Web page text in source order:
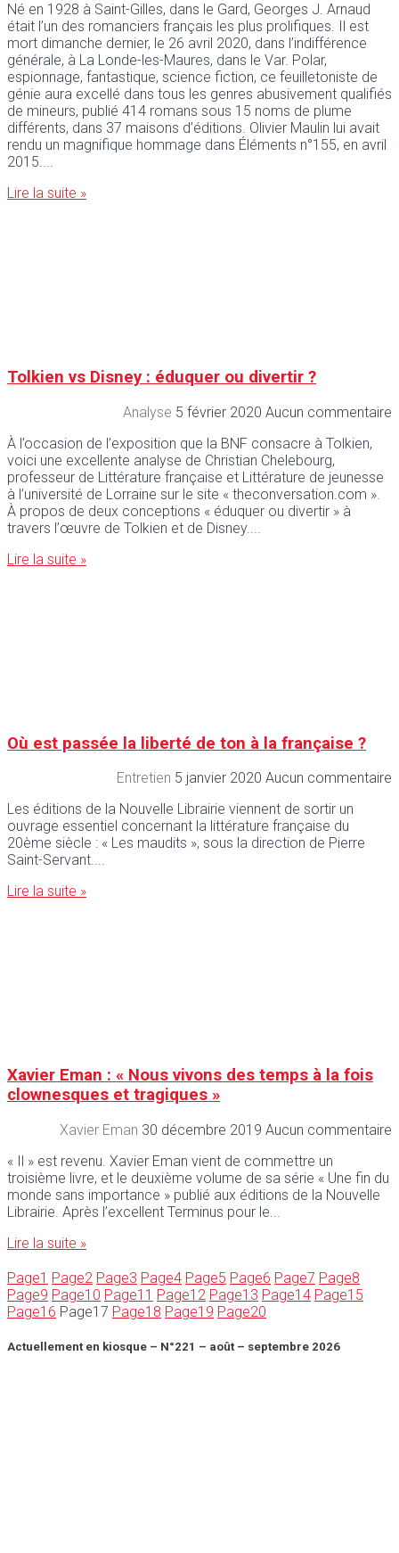
Né en 1928 à Saint-Gilles, dans le Gard, Georges J. Arnaud
était l’un des romanciers français les plus prolifiques. Il est
mort dimanche dernier, le 26 avril 2020, dans l’indifférence
générale, à La Londe-les-Maures, dans le Var. Polar,
espionnage, fantastique, science fiction, ce feuilletoniste de
génie aura excellé dans tous les genres abusivement qualifiés
de mineurs, publié 414 romans sous 15 noms de plume
différents, dans 37 maisons d’éditions. Olivier Maulin lui avait
rendu un magnifique hommage dans Éléments n°155, en avril
2015.
Lire la suite »
Tolkien vs Disney : éduquer ou divertir ?
Analyse 5 février 2020 Aucun commentaire
À l’occasion de l’exposition que la BNF consacre à Tolkien,
voici une excellente analyse de Christian Chelebourg,
professeur de Littérature française et Littérature de jeunesse
à l’université de Lorraine sur le site « theconversation.com ».
À propos de deux conceptions « éduquer ou divertir » à
travers l’œuvre de Tolkien et de Disney.
Lire la suite »
Où est passée la liberté de ton à la française ?
Entretien 5 janvier 2020 Aucun commentaire
Les éditions de la Nouvelle Librairie viennent de sortir un
ouvrage essentiel concernant la littérature française du
20ème siècle : « Les maudits », sous la direction de Pierre
Saint-Servant.
Lire la suite »
Xavier Eman : « Nous vivons des temps à la fois
clownesques et tragiques »
Xavier Eman 30 décembre 2019 Aucun commentaire
« Il » est revenu. Xavier Eman vient de commettre un
troisième livre, et le deuxième volume de sa série « Une fin du
monde sans importance » publié aux éditions de la Nouvelle
Librairie. Après l’excellent Terminus pour le
Lire la suite »
Page1 Page2 Page3 Page4 Page5 Page6 Page7 Page8
Page9 Page10 Page11 Page12 Page13 Page14 Page15
Page16 Page17 Page18 Page19 Page20
Actuellement en kiosque – N°221 – août – septembre 2026